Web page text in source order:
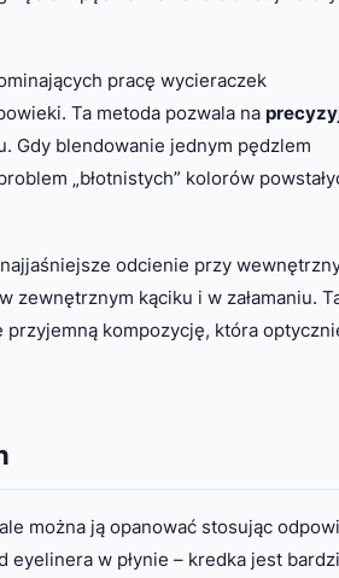
pracę wycieraczek
Ta metoda pozwala na
Gdy blendowanie jednym pędzlem
„błotnistych” kolorów
odcienie przy
zewnętrznym kąciku i w załamaniu.
kompozycję, która
można ją opanować stosując
eyelinera w płynie – kredka jest